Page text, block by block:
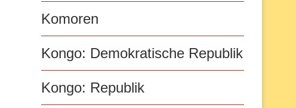
Komoren
Kongo: Demokratische Republik
Kongo: Republik